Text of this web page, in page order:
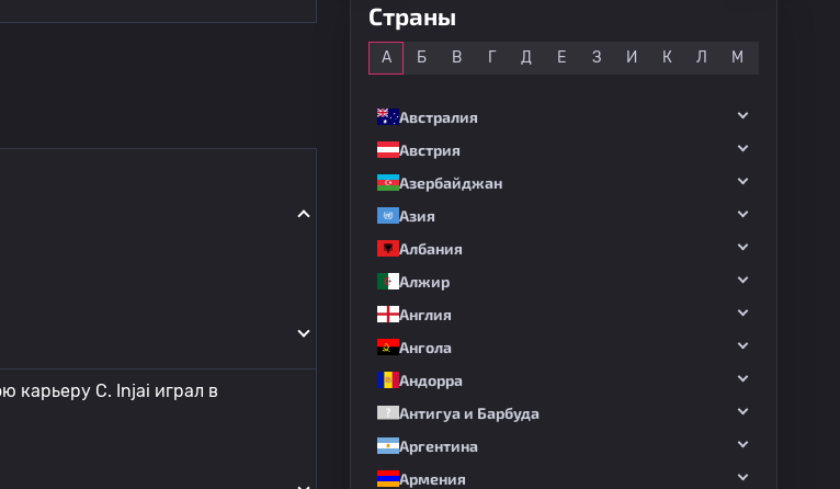
карьеру C. Injai играл в
Страны
А Б В Г Д Е З И К Л М
Австралия
Австрия
Азербайджан
Азия
Албания
Алжир
Англия
Ангола
Андорра
Антигуа и Барбуда
Аргентина
Армения